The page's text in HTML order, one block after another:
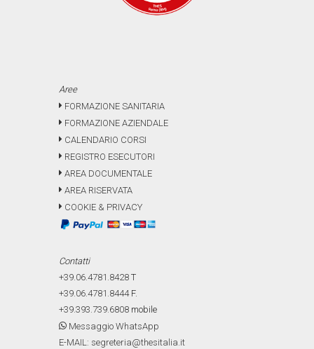
Aree
FORMAZIONE SANITARIA
FORMAZIONE AZIENDALE
CALENDARIO CORSI
REGISTRO ESECUTORI
AREA DOCUMENTALE
AREA RISERVATA
COOKIE & PRIVACY
Contatti
+39.06.4781.8428 T
+39.06.4781.8444F.
+39.393.739.6808 mobile
Messaggio WhatsApp
E-MAIL: segreteria@thesitalia.it